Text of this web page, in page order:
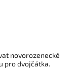
novorozenecké
pro dvojčátka.